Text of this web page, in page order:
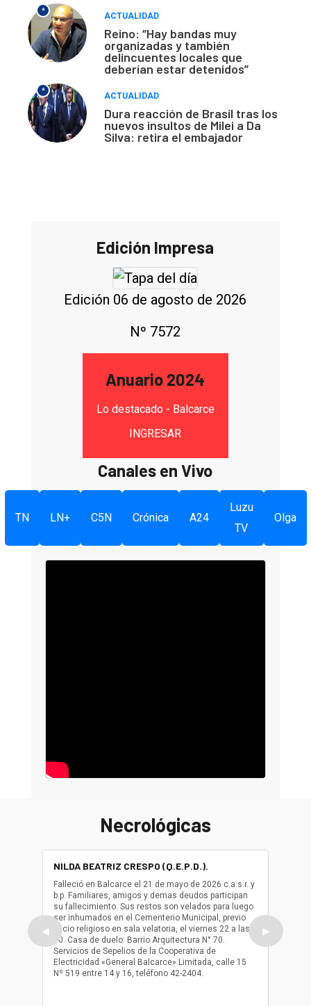
*
ACTUALIDAD
Reino: “Hay bandas muy
organizadas y también
delincuentes locales que
deberían estar detenidos”
*
ACTUALIDAD
Dura reacción de Brasil tras los
nuevos insultos de Milei a Da
Silva: retira el embajador
Edición Impresa
Edición 06 de agosto de 2026
Nº 7572
Anuario 2024
Lo destacado - Balcarce
INGRESAR
Canales en Vivo
TN LN+ C5N Crónica A24
Luzu
TV
Olga
Necrológicas
◀
NILDA BEATRIZ CRESPO (Q.E.P.D.).
Falleció en Balcarce el 21 de mayo de 2026 c.a.s.r. y
b.p. Familiares, amigos y demas deudos participan
su fallecimiento. Sus restos son velados para luego
ser inhumados en el Cementerio Municipal, previo
oficio religioso en sala velatoria, el viernes 22 a las
10. Casa de duelo: Barrio Arquitectura N° 70.
Servicios de Sepelios de la Cooperativa de
Electricidad «General Balcarce» Limitada, calle 15
Nº 519 entre 14 y 16, teléfono 42-2404.
ser
oficio
▶